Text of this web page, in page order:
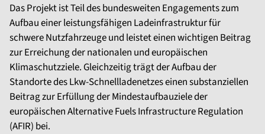
Das Projekt ist Teil des bundesweiten Engagements zum
Aufbau einer leistungsfähigen Ladeinfrastruktur für
schwere Nutzfahrzeuge und leistet einen wichtigen Beitrag
zur Erreichung der nationalen und europäischen
Klimaschutzziele. Gleichzeitig trägt der Aufbau der
Standorte des Lkw-Schnellladenetzes einen substanziellen
Beitrag zur Erfüllung der Mindestaufbauziele der
europäischen Alternative Fuels Infrastructure Regulation
(AFIR) bei.